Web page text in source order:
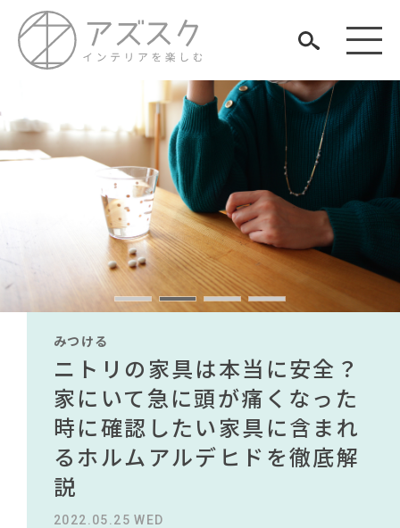
TAG LIST
#2022 秋ドラマ #ヤマソロ#フェリシモ
#ファニタメ#テレワーク#テーブル
#大塚家具
#KEYUCA#アダル #2022 夏ドラマ
#良品計画#タンスのゲン
#2022 春ドラマ
#インテリアコーディネート#コメリ
#木図鑑#オフィスチェア #IKEA#岡崎製材#照明
#サステナブル
#おすすめ
#大川家具
#カリモク家具#ソファ
見つける
知る
楽しむ
ARCHIVE
NEWS
ABOUT
みつける
無印で有名デザイナーのアイ
テムが手に入る？無印良品で
買える有名デザイナーがデザ
インしたインテリアを一挙紹
介
2022.10.24 MON
みつける
IKEA家具は引っ越し業者を悩
ませる？引っ越し業者に敬遠
されている理由を徹底解
説！！
2023.09.27 WED
みつける
ニトリの家具は本当に安全？
家にいて急に頭が痛くなった
時に確認したい家具に含まれ
るホルムアルデヒドを徹底解
説
2022.05.25 WED
みつける
【部屋をおしゃれにしたい人
必見】今話題のインテリアス
タイルから定番スタイルまで
紹介！おすすめインテリアス
タイル18選
2023.09.23 SAT
みつける
無印で有名デザイナーのアイ
テムが手に入る？無印良品で
買える有名デザイナーがデザ
インしたインテリアを一挙紹
介
2022.10.24 MON
みつける
IKEA家具は引っ越し業者を悩
ませる？引っ越し業者に敬遠
されている理由を徹底解
説！！
2023.09.27 WED